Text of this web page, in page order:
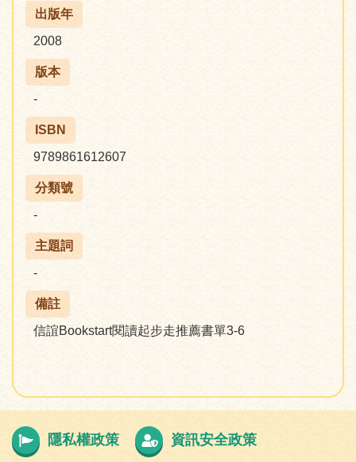
出版年
2008
版本
-
ISBN
9789861612607
分類號
-
主題詞
-
備註
信誼Bookstart閱讀起步走推薦書單3-6
隱私權政策 資訊安全政策